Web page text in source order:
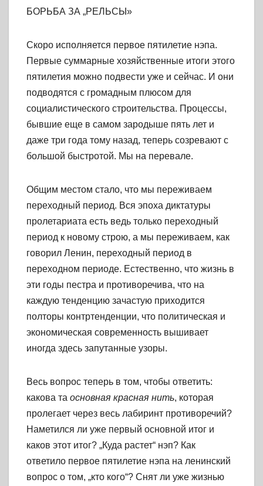
БОРЬБА ЗА „РЕЛЬСЫ»
Скоро исполняется первое пятилетие нэпа.
Первые суммарные хозяйственные итоги этого
пятилетия можно подвести уже и сейчас. И они
подводятся с громадным плюсом для
социалистического строительства. Процессы,
бывшие еще в самом зародыше пять лет и
даже три года тому назад, теперь созревают с
большой быстротой. Мы на перевале.
Общим местом стало, что мы переживаем
переходный период. Вся эпоха диктатуры
пролетариата есть ведь только переходный
период к новому строю, а мы переживаем, как
говорил Ленин, переходный период в
переходном периоде. Естественно, что жизнь в
эти годы пестра и противоречива, что на
каждую тенденцию зачастую приходится
полторы контртенденции, что политическая и
экономическая современность вышивает
иногда здесь запутанные узоры.
Весь вопрос теперь в том, чтобы ответить:
какова та основная красная нить, которая
пролегает через весь лабиринт противоречий?
Наметился ли уже первый основной итог и
каков этот итог? „Куда растет“ нэп? Как
ответило первое пятилетие нэпа на ленинский
вопрос о том, „кто кого“? Снят ли уже жизнью